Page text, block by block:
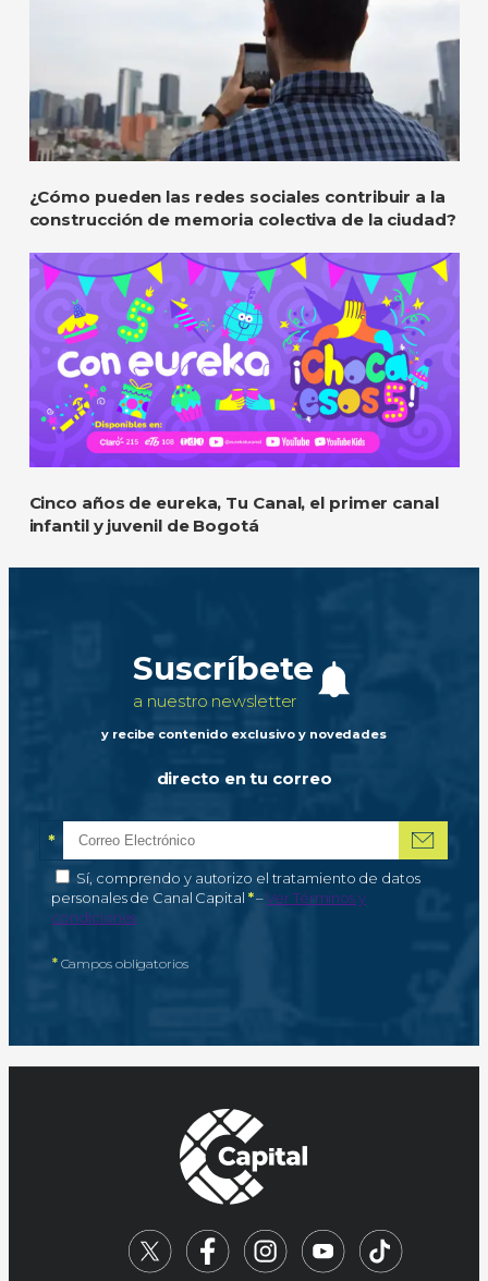
¿Cómo pueden las redes sociales contribuir a la
construcción de memoria colectiva de la ciudad?
Cinco años de eureka, Tu Canal, el primer canal
infantil y juvenil de Bogotá
Suscríbete
a nuestro newsletter
y recibe contenido exclusivo y novedades
directo en tu correo
Correo electrónico
*Campo obligatorio
Autorización de tratamiento de datos personales
Sí, comprendo y autorizo el tratamiento de datos
personales de Canal Capital *–Campo obligatorio
Ver Términos y
condiciones
*Campos obligatorios